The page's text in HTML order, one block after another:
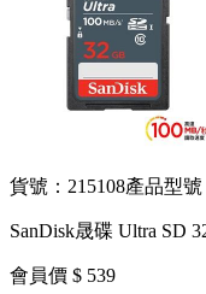
貨號：215108產品型
SanDisk晟碟 Ultra SD
會員價 $ 539